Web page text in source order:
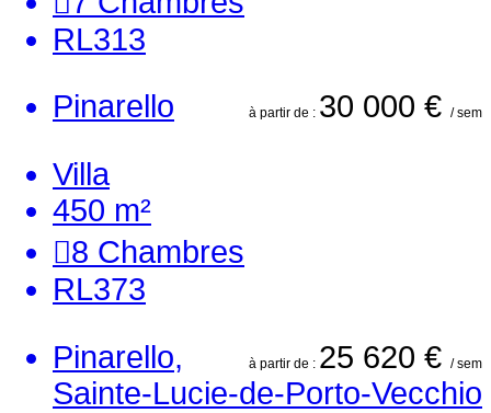
RL313
à partir de : 30 000 € / sem
Pinarello
Villa
450 m²
8 Chambres
RL373
à partir de : 25 620 € / sem
Pinarello,
Sainte-Lucie-de-Porto-Vecchio